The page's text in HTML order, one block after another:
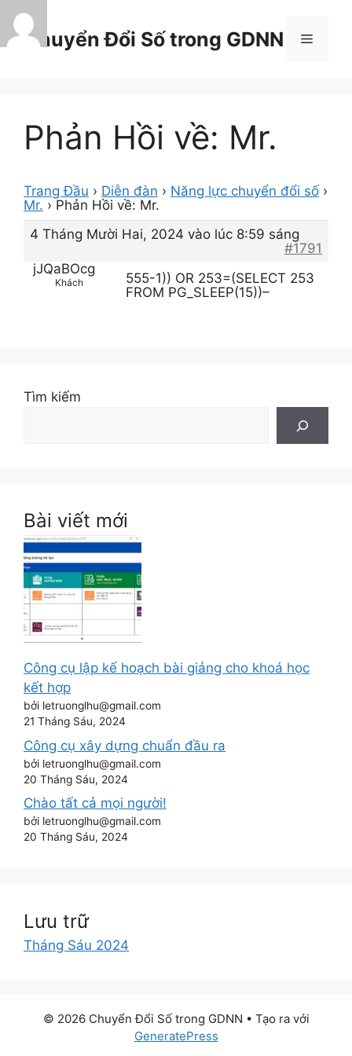
Chuyển
đến
nội
Chuyển Đổi Số trong GDNN Menu
Phản Hồi về: Mr.
Trang Đầu › Diễn đàn › Năng lực chuyển đổi số ›
Mr. › Phản Hồi về: Mr.
4 Tháng Mười Hai, 2024 vào lúc 8:59 sáng
#1791
jJQaBOcg
Khách
555-1)) OR 253=(SELECT 253
FROM PG_SLEEP(15))–
Tìm kiếm
Bài viết mới
Công cụ lập kế hoạch bài giảng cho khoá học
kết hợp
bởi letruonglhu@gmail.com
21 Tháng Sáu, 2024
Công cụ xây dựng chuẩn đầu ra
bởi letruonglhu@gmail.com
20 Tháng Sáu, 2024
Chào tất cả mọi người!
bởi letruonglhu@gmail.com
20 Tháng Sáu, 2024
Lưu trữ
Tháng Sáu 2024
© 2026 Chuyển Đổi Số trong GDNN • Tạo ra với
GeneratePress